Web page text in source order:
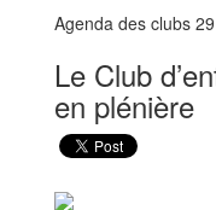
Agenda des clubs
Le Club
en plénière